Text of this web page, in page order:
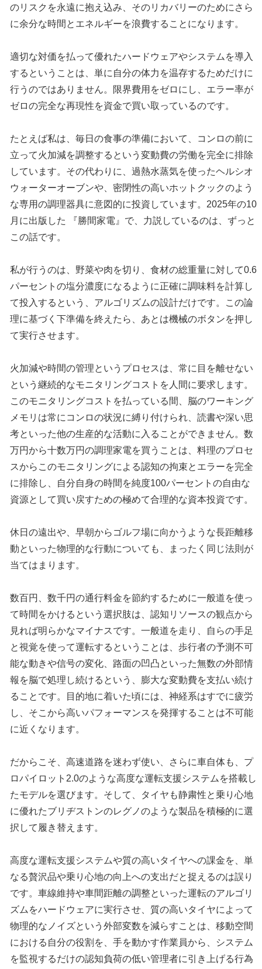
のリスクを永遠に抱え込み、そのリカバリーのためにさら
に余分な時間とエネルギーを浪費することになります。
適切な対価を払って優れたハードウェアやシステムを導入
するということは、単に自分の体力を温存するためだけに
行うのではありません。限界費用をゼロにし、エラー率が
ゼロの完全な再現性を資金で買い取っているのです。
たとえば私は、毎日の食事の準備において、コンロの前に
立って火加減を調整するという変動費の労働を完全に排除
しています。その代わりに、過熱水蒸気を使ったヘルシオ
ウォーターオーブンや、密閉性の高いホットクックのよう
な専用の調理器具に意図的に投資しています。2025年の10
月に出版した 『勝間家電』で、力説しているのは、ずっと
この話です。
私が行うのは、野菜や肉を切り、食材の総重量に対して0.6
パーセントの塩分濃度になるように正確に調味料を計算し
て投入するという、アルゴリズムの設計だけです。この論
理に基づく下準備を終えたら、あとは機械のボタンを押し
て実行させます。
火加減や時間の管理というプロセスは、常に目を離せない
という継続的なモニタリングコストを人間に要求します。
このモニタリングコストを払っている間、脳のワーキング
メモリは常にコンロの状況に縛り付けられ、読書や深い思
考といった他の生産的な活動に入ることができません。数
万円から十数万円の調理家電を買うことは、料理のプロセ
スからこのモニタリングによる認知の拘束とエラーを完全
に排除し、自分自身の時間を純度100パーセントの自由な
資源として買い戻すための極めて合理的な資本投資です。
休日の遠出や、早朝からゴルフ場に向かうような長距離移
動といった物理的な行動についても、まったく同じ法則が
当てはまります。
数百円、数千円の通行料金を節約するために一般道を使っ
て時間をかけるという選択肢は、認知リソースの観点から
見れば明らかなマイナスです。一般道を走り、自らの手足
と視覚を使って運転するということは、歩行者の予測不可
能な動きや信号の変化、路面の凹凸といった無数の外部情
報を脳で処理し続けるという、膨大な変動費を支払い続け
ることです。目的地に着いた頃には、神経系はすでに疲労
し、そこから高いパフォーマンスを発揮することは不可能
に近くなります。
だからこそ、高速道路を迷わず使い、さらに車自体も、プ
ロパイロット2.0のような高度な運転支援システムを搭載し
たモデルを選びます。そして、タイヤも静粛性と乗り心地
に優れたブリヂストンのレグノのような製品を積極的に選
択して履き替えます。
高度な運転支援システムや質の高いタイヤへの課金を、単
なる贅沢品や乗り心地の向上への支出だと捉えるのは誤り
です。車線維持や車間距離の調整といった運転のアルゴリ
ズムをハードウェアに実行させ、質の高いタイヤによって
物理的なノイズという外部変数を減らすことは、移動空間
における自分の役割を、手を動かす作業員から、システム
を監視するだけの認知負荷の低い管理者に引き上げる行為